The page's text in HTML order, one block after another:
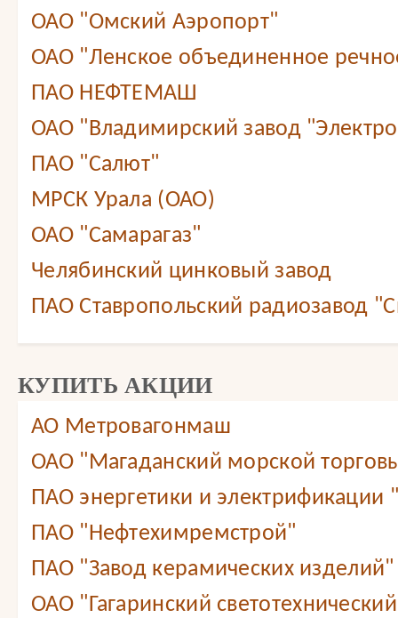
ОАО "Омский Аэропорт"
ОАО "Ленское объединенное
ПАО НЕФТЕМАШ
ОАО "Владимирский завод
ПАО "Салют"
МРСК Урала (ОАО)
ОАО "Самарагаз"
Челябинский цинковый завод
ПАО Ставропольский радиозавод
КУПИТЬ АКЦИИ
АО Метровагонмаш
ОАО "Магаданский морской
ПАО энергетики и электрификации
ПАО "Нефтехимремстрой"
ПАО "Завод керамических изделий"
ОАО "Гагаринский